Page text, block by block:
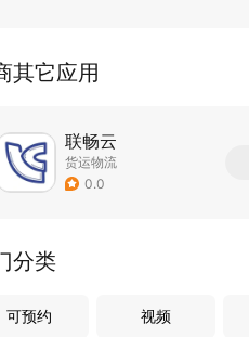
其它应用
联畅云
货运物流
0.0
分类
可预约 视频